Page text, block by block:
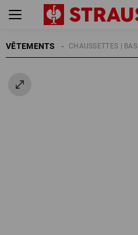
VÊTEMENTS CHAUSSETTES | BAS
HOMMES